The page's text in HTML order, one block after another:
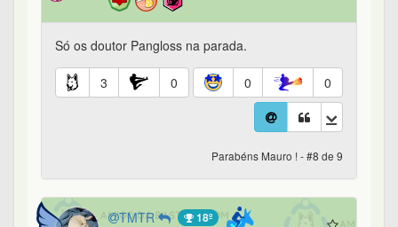
Só os doutor Pangloss na parada.
3 0 0 0
Parabéns Mauro ! - #8 de 9
TMTR 18º